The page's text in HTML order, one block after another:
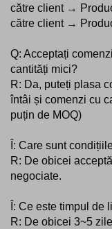
către client →
către client →
Q: Acceptați
cantități mici?
R: Da, puteți plasa
întâi și comenzi cu
puțin de MOQ)
Î: Care sunt
R: De obicei
negociate.
Î: Ce este timpul de
R: De obicei 3~5